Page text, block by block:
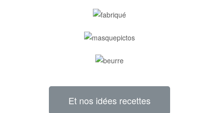
Et nos idées recettes